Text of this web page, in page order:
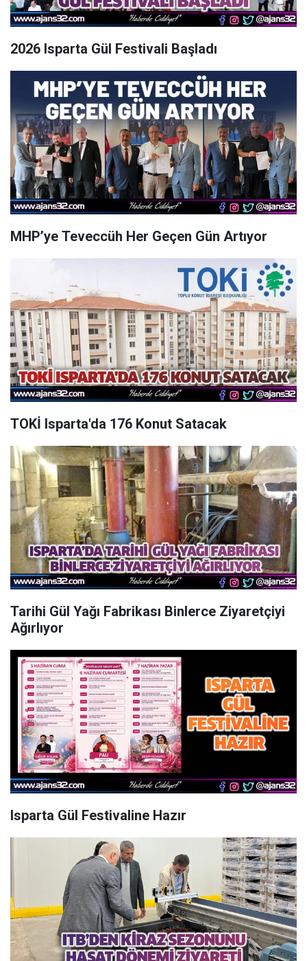
2026 Isparta Gül Festivali Başladı
MHP’ye Teveccüh Her Geçen Gün Artıyor
TOKİ Isparta'da 176 Konut Satacak
Tarihi Gül Yağı Fabrikası Binlerce Ziyaretçiyi
Ağırlıyor
Isparta Gül Festivaline Hazır